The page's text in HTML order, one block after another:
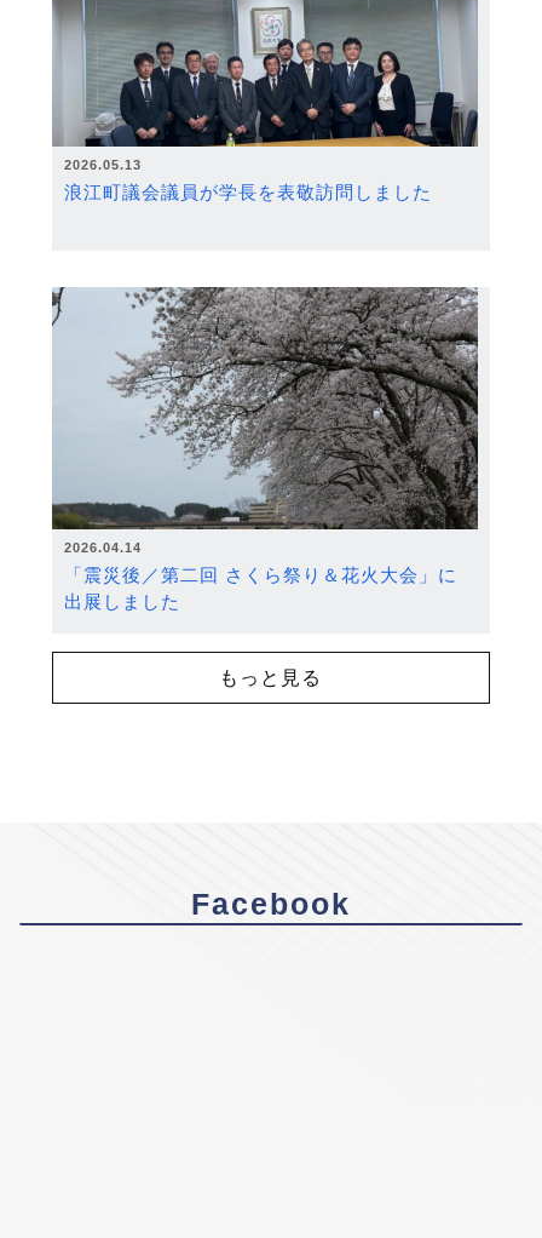
2026.05.13
浪江町議会議員が学長を表敬訪問しました
2026.04.14
「震災後／第二回 さくら祭り＆花火大会」に
出展しました
もっと見る
Facebook